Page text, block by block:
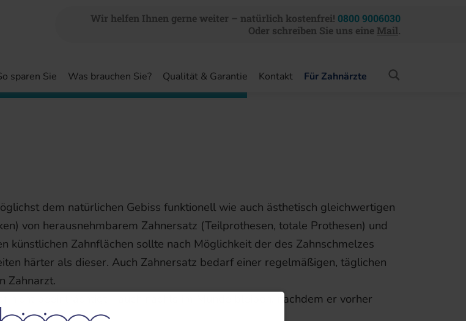
sparen Sie Was brauchen Sie? Qualität & Garantie Kontakt Für Zahnärzte Suchbegriffe
Wir helfen Ihnen gerne weiter – natürlich kostenfrei! 0800 9006030
Oder schreiben Sie uns eine Mail.
dem natürlichen Gebiss funktionell wie auch ästhetisch gleichwertigen
von herausnehmbarem Zahnersatz (Teilprothesen, totale Prothesen) und
künstlichen Zahnflächen sollte nach Möglichkeit der des Zahnschmelzes
härter als dieser. Auch Zahnersatz bedarf einer regelmäßigen, täglichen
Zahnarzt.
nicht beeinträchtigt - auch nachts im Munde bleiben, nachdem er vorher